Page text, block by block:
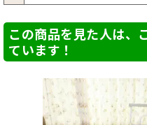
この商品を見た人は、
ています！